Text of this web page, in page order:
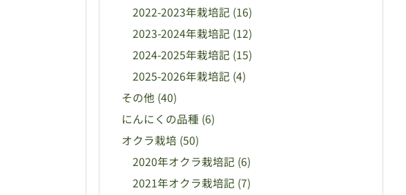
2022-2023年栽培記 (16)
2023-2024年栽培記 (12)
2024-2025年栽培記 (15)
2025-2026年栽培記 (4)
その他 (40)
にんにくの品種 (6)
オクラ栽培 (50)
2020年オクラ栽培記 (6)
2021年オクラ栽培記 (7)